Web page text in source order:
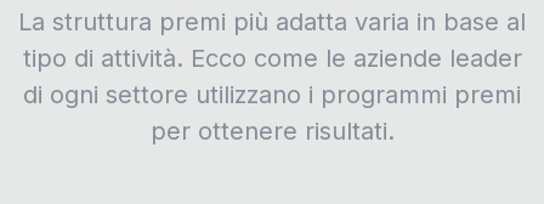
La struttura premi più adatta varia in base al
tipo di attività. Ecco come le aziende leader
di ogni settore utilizzano i programmi premi
per ottenere risultati.